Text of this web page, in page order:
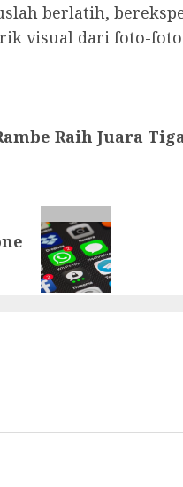
berlatih,
visual dari foto-foto
Raih Juara